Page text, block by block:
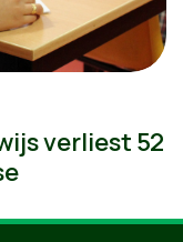
verliest 52